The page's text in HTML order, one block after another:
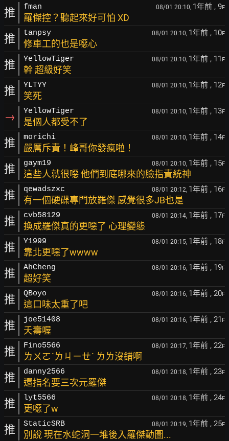
推 fman 08/01 20:10, 1年前 , 9F
羅傑控？聽起來好可怕 XD
推 tanpsy 08/01 20:10, 1年前 , 10F
修車工的也是噁心
推 YellowTiger 08/01 20:10, 1年前 , 11 F
幹 超級好笑
推 YLTYY 08/01 20:10, 1年前 , 12F
笑死
→ YellowTiger 08/01 20:10, 1年前 , 13F
是個人都受不了
推 morichi 08/01 20:10, 1年前 , 14F
嚴厲斥責！峰哥你發瘋啦！
推 gaym19 08/01 20:10, 1年前 , 15F
這些人就很噁 他們到底哪來的臉指責統神
推 qewadszxc 08/01 20:12, 1年前 , 16F
有一個硬碟專門放羅傑 感覺很多JB也是
推 cvb58129 08/01 20:14, 1年前 , 17F
換成羅傑真的更噁了 心理變態
推 Y1999 08/01 20:15, 1年前 , 18F
靠北更噁了wwww
推 AhCheng 08/01 20:16, 1年前 , 19F
超好笑
推 QBoyo 08/01 20:16, 1年前 , 20F
這口味太重了吧
推 joe51408 08/01 20:16, 1年前 , 21 F
夭壽喔
推 Fino5566 08/01 20:17, 1年前 , 22F
ㄌㄨㄛˊㄌㄐㄧㄝˊ ㄌㄌ沒錯啊
推 danny2566 08/01 20:18, 1年前 , 23F
還指名要三次元羅傑
推 lyt5566 08/01 20:18, 1年前 , 24F
更噁了w
推 StaticSRB 08/01 20:19, 1年前 , 25F
別說 現在水蛇洞一堆後入羅傑動圖...